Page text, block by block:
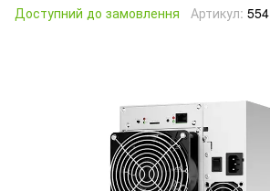
Доступний до замовлення Артикул: 554